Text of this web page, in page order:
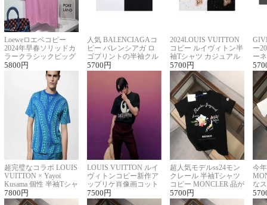
Loeweロエベコピー
2024年早春ソリッドカ
ラークラシックビッグ
ロゴ刺繍Tシャツ
5800 円
人気 BALENCIAGAコ
ピー バレンシアガ ロ
ゴプリントの半袖クル
ーネックTシャツ
5700 円
2024LOUIS VUITTON
コピー ルイヴィトン半
袖Tシャツ カジュアル
に馴染む 2色展開
5700 円
ー
ー
ー
超完璧なコラボ LOUIS
VUITTON × Yayoi
Kusama 個性 半袖Tシャ
ツコピー男女兼用
7800 円
LOUIS VUITTON ルイ
ヴィトンコピー新作ア
ップリケ肖像画コット
ンニット半袖Tシャツ
7500 円
超人気モデルss24モン
クレール 半袖Tシャツ
コピー MONCLER 品が
良く見た目
5700 円
今
な
ル